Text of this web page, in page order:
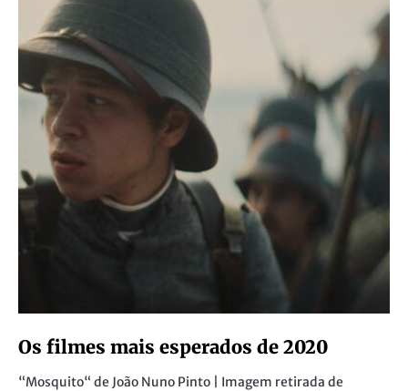
Os filmes mais esperados de 2020
“Mosquito“ de João Nuno Pinto | Imagem retirada de